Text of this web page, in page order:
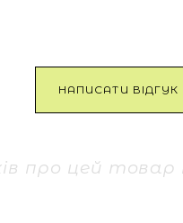
НАПИСАТИ ВІДГУК
про цей